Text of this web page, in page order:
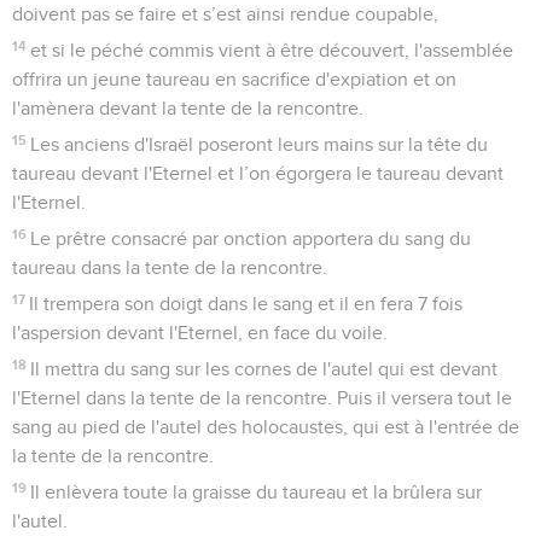
doivent pas se faire et s’est ainsi rendue coupable,
14 et si le péché commis vient à être découvert, l'assemblée
offrira un jeune taureau en sacrifice d'expiation et on
l'amènera devant la tente de la rencontre.
15
Les anciens d'Israël poseront leurs mains sur la tête du
taureau devant l'Eternel et l’on égorgera le taureau devant
l'Eternel.
16
Le prêtre consacré par onction apportera du sang du
taureau dans la tente de la rencontre.
17
Il trempera son doigt dans le sang et il en fera 7 fois
l'aspersion devant l'Eternel, en face du voile.
18
Il mettra du sang sur les cornes de l'autel qui est devant
l'Eternel dans la tente de la rencontre. Puis il versera tout le
sang au pied de l'autel des holocaustes, qui est à l'entrée de
la tente de la rencontre.
19
Il enlèvera toute la graisse du taureau et la brûlera sur
l'autel.